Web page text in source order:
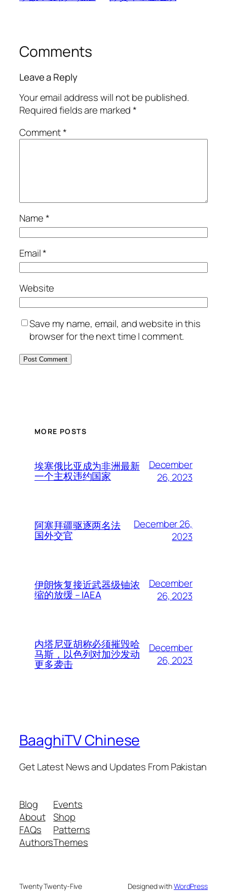
Comments
Leave a Reply
Your email address will not be published.
Required fields are marked*
Comment*
Name*
Email*
Website
Save my name, email, and website in this
browser for the next time I comment.
MORE POSTS
埃塞俄比亚成为非洲最新
一个主权违约国家
December
26, 2023
阿塞拜疆驱逐两名法
国外交官
December 26,
2023
伊朗恢复接近武器级铀浓
缩的放缓 – IAEA
December
26, 2023
内塔尼亚胡称必须摧毁哈
马斯，以色列对加沙发动
更多袭击
December
26, 2023
BaaghiTV Chinese
Get Latest News and Updates From Pakistan
Blog
About
FAQs
Authors
Events
Shop
Patterns
Themes
Twenty Twenty-Five Designed withWordPress